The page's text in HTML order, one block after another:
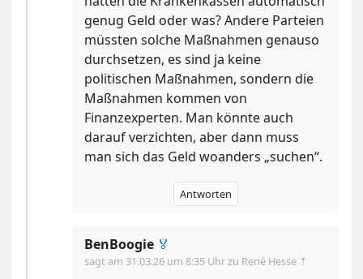
genug Geld oder was? Andere Parteien
müssten solche Maßnahmen genauso
durchsetzen, es sind ja keine
politischen Maßnahmen, sondern die
Maßnahmen kommen von
Finanzexperten. Man könnte auch
darauf verzichten, aber dann muss
man sich das Geld woanders „suchen“.
Antworten
BenBoogie 🏅
sagt am 31.03.26 um 8:35 Uhrzu René Hesse ⇡